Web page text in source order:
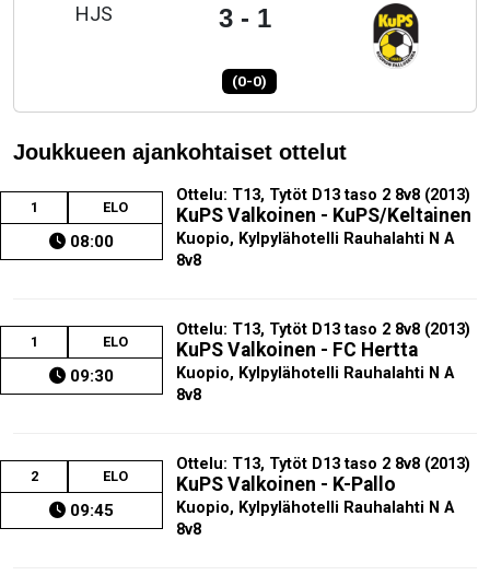
HJS 3 - 1
(0-0)
Joukkueen ajankohtaiset ottelut
1 ELO
08:00
Ottelu: T13, Tytöt D13 taso 2 8v8 (2013)
KuPS Valkoinen - KuPS/Keltainen
Kuopio, Kylpylähotelli Rauhalahti N A
8v8
1 ELO
09:30
Ottelu: T13, Tytöt D13 taso 2 8v8 (2013)
KuPS Valkoinen - FC Hertta
Kuopio, Kylpylähotelli Rauhalahti N A
8v8
2 ELO
09:45
Ottelu: T13, Tytöt D13 taso 2 8v8 (2013)
KuPS Valkoinen - K-Pallo
Kuopio, Kylpylähotelli Rauhalahti N A
8v8